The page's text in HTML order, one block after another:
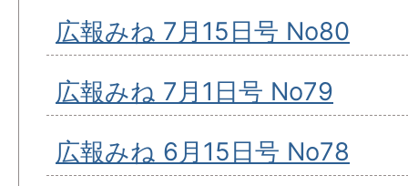
広報みね 7月15日号 No80
広報みね 7月1日号 No79
広報みね 6月15日号 No78